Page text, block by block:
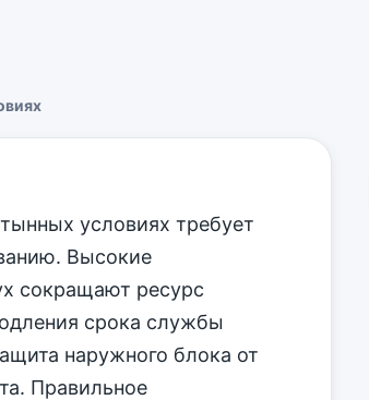
условиях требует
Высокие
сокращают ресурс
срока службы
наружного блока от
Правильное